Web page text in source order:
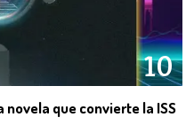
10
novela que convierte la ISS